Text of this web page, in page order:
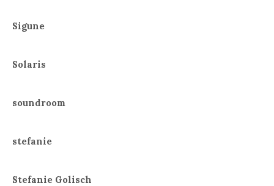
Sigune
Solaris
soundroom
stefanie
Stefanie Golisch